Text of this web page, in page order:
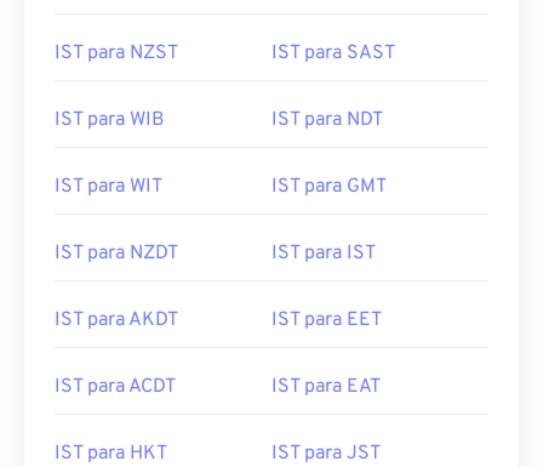
IST para NZST IST para SAST
IST para WIB IST para NDT
IST para WIT IST para GMT
IST para NZDT IST para IST
IST para AKDT IST para EET
IST para ACDT IST para EAT
IST para HKT IST para JST